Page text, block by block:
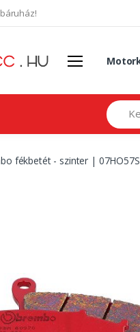
Search
fékbetét - szinter |